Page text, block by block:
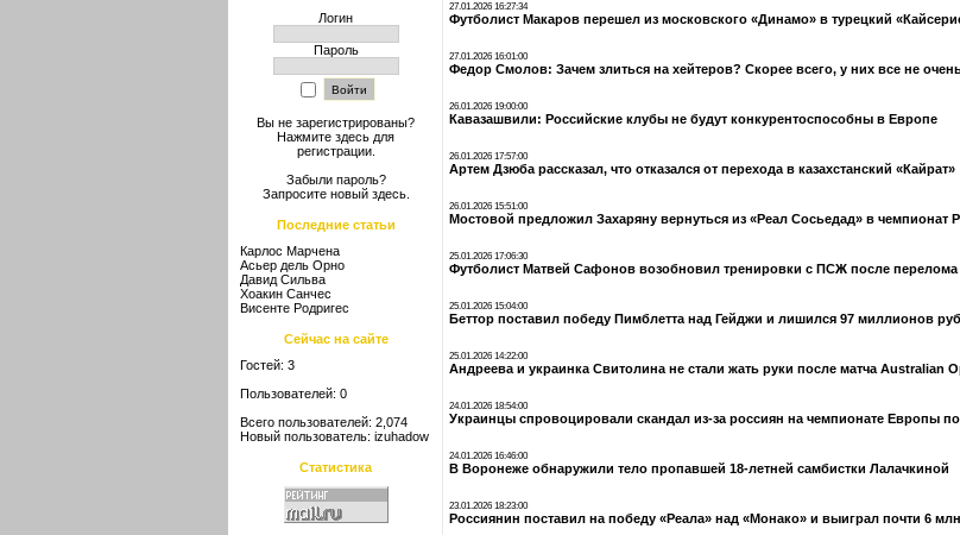
Логин
Пароль
Вы не зарегистрированы?
Нажмите здесь для
регистрации.
Забыли пароль?
Запросите новый здесь.
Последние статьи
Карлос Марчена
Асьер дель Орно
Давид Сильва
Хоакин Санчес
Висенте Родригес
Сейчас на сайте
Гостей: 3
Пользователей: 0
Всего пользователей: 2,074
Новый пользователь: izuhadow
Статистика
27.01.2026 16:27:34
Футболист Макаров перешел из московского «Динамо» в турецкий
27.01.2026 16:01:00
Федор Смолов: Зачем злиться на хейтеров? Скорее всего, у них все не
26.01.2026 19:00:00
Кавазашвили: Российские клубы не будут конкурентоспособны в Европе
26.01.2026 17:57:00
Артем Дзюба рассказал, что отказался от перехода в казахстанский «Кайрат»
26.01.2026 15:51:00
Мостовой предложил Захаряну вернуться из «Реал Сосьедад» в чемпионат
25.01.2026 17:06:30
Футболист Матвей Сафонов возобновил тренировки с ПСЖ после перелома
25.01.2026 15:04:00
Беттор поставил победу Пимблетта над Гейджи и лишился 97 миллионов
25.01.2026 14:22:00
Андреева и украинка Свитолина не стали жать руки после матча Australian
24.01.2026 18:54:00
Украинцы спровоцировали скандал из-за россиян на чемпионате Европы
24.01.2026 16:46:00
В Воронеже обнаружили тело пропавшей 18-летней самбистки Лалачкиной
23.01.2026 18:23:00
Россиянин поставил на победу «Реала» над «Монако» и выиграл почти 6